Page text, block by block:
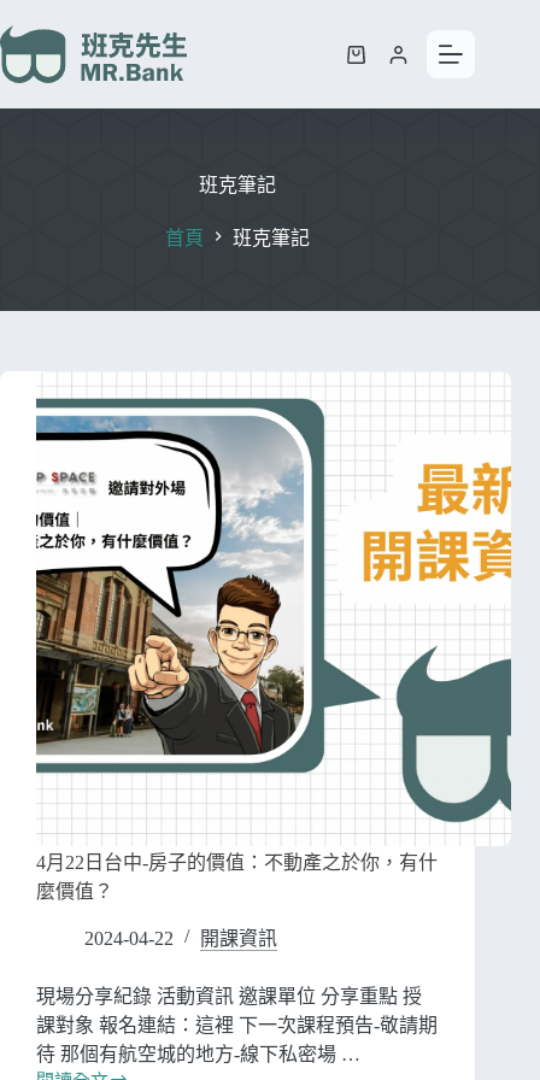
班克筆記
首頁 班克筆記
4月22日台中-房子的價值：不動產之於你，有什
麼價值？
2024-04-22 開課資訊
現場分享紀錄 活動資訊 邀課單位 分享重點 授
課對象 報名連結：這裡 下一次課程預告-敬請期
待 那個有航空城的地方-線下私密場 …